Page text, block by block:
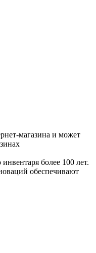
магазина и может
более 100 лет.
обеспечивают